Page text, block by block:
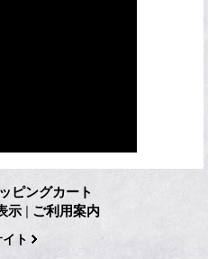
ピングカート
示 | ご利用案内
ト